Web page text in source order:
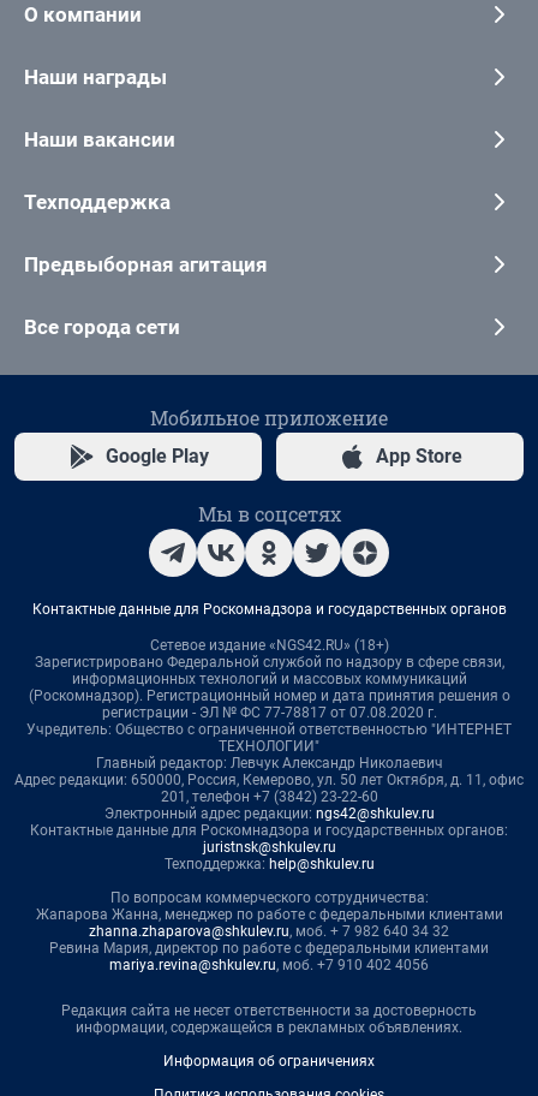
О компании
Наши награды
Наши вакансии
Техподдержка
Предвыборная агитация
Все города сети
Мобильное приложение
Google Play App Store
Мы в соцсетях
Контактные данные для Роскомнадзора и государственных органов
Сетевое издание «NGS42.RU» (18+)
Зарегистрировано Федеральной службой по надзору в сфере связи,
информационных технологий и массовых коммуникаций
(Роскомнадзор). Регистрационный номер и дата принятия решения о
регистрации - ЭЛ № ФС 77-78817 от 07.08.2020 г.
Учредитель: Общество с ограниченной ответственностью "ИНТЕРНЕТ
ТЕХНОЛОГИИ"
Главный редактор: Левчук Александр Николаевич
Адрес редакции: 650000, Россия, Кемерово, ул. 50 лет Октября, д. 11, офис
201, телефон +7 (3842) 23-22-60
Электронный адрес редакции: ngs42@shkulev.ru
Контактные данные для Роскомнадзора и государственных органов:
juristnsk@shkulev.ru
Техподдержка: help@shkulev.ru
По вопросам коммерческого сотрудничества:
Жапарова Жанна, менеджер по работе с федеральными клиентами
zhanna.zhaparova@shkulev.ru, моб. + 7 982 640 34 32
Ревина Мария, директор по работе с федеральными клиентами
mariya.revina@shkulev.ru, моб. +7 910 402 4056
Редакция сайта не несет ответственности за достоверность
информации, содержащейся в рекламных объявлениях.
Информация об ограничениях